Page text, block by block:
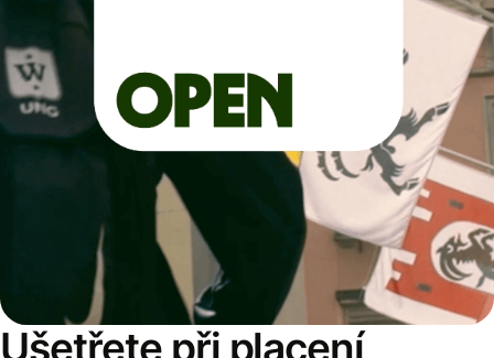
Ušetřete při placení,